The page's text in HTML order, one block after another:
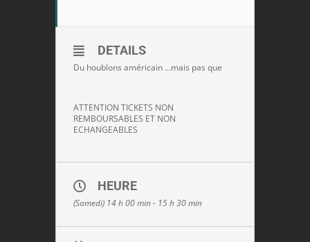
DETAILS
Du houblons américain …mais pas que
ATTENTION TICKETS NON
REMBOURSABLES ET NON
ECHANGEABLES
HEURE
(Samedi) 14 h 00 min - 15 h 30 min